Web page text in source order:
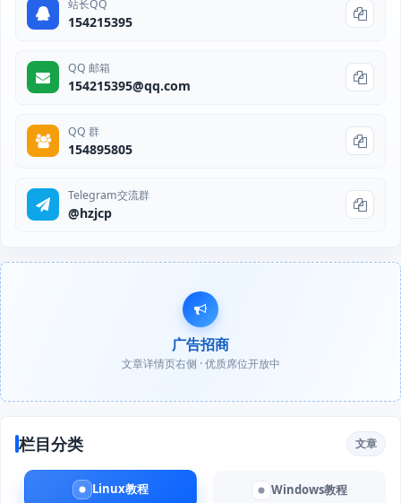
站长QQ
154215395
QQ 邮箱
154215395@qq.com
QQ 群
154895805
Telegram交流群
@hzjcp
广告招商
文章详情页右侧 · 优质席位开放中
栏目分类 文章
Linux教程 Windows教程